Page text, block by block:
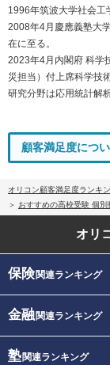
1996年筑波大学社会工
2008年4月慶應義塾大
在に至る。
2023年4月内閣府 科学
災担当）付上席科学技
研究分野は応用統計解
顧客満足度につ
オリコン顧客満足度ランキ
おすすめの高校受験 個
オリ
保険関連ランキング
金融関連ランキング
塾関連ランキング